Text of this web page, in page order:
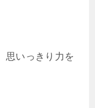
思いっきり力を